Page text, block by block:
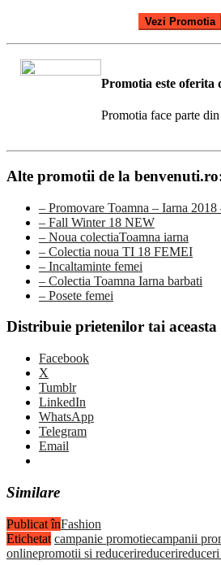
Vezi Promotia
Promotia este oferita
Promotia face parte
Alte promotii de la
– Promovare Toamna – Iarna
– Fall Winter 18 NEW
– Noua colectiaToamna iarna
– Colectia noua TI 18 FEMEI
– Incaltaminte femei
– Colectia Toamna Iarna barbati
– Posete femei
Distribuie prietenilor tai
Facebook
X
Tumblr
LinkedIn
WhatsApp
Telegram
Email
Similare
Publicat înFashion
Etichetat campanie promotiecampanii
onlinepromotii si reducerireduceri